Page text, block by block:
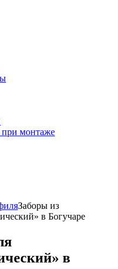
монтаже
Заборы из
в Богучаре
в